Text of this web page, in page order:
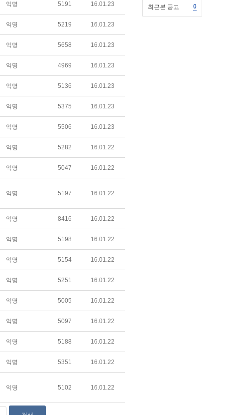
최근본 공고 0
익명 5191 16.01.23
익명 5219 16.01.23
익명 5658 16.01.23
익명 4969 16.01.23
익명 5136 16.01.23
익명 5375 16.01.23
익명 5506 16.01.23
익명 5282 16.01.22
익명 5047 16.01.22
익명 5197 16.01.22
익명 8416 16.01.22
익명 5198 16.01.22
익명 5154 16.01.22
익명 5251 16.01.22
익명 5005 16.01.22
익명 5097 16.01.22
익명 5188 16.01.22
익명 5351 16.01.22
익명 5102 16.01.22